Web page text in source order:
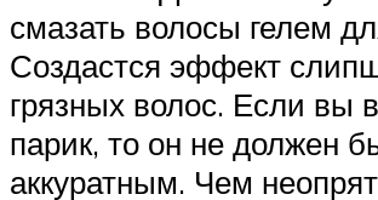
смазать волосы гелем
Создастся эффект
грязных волос. Если вы
парик, то он не должен
аккуратным. Чем